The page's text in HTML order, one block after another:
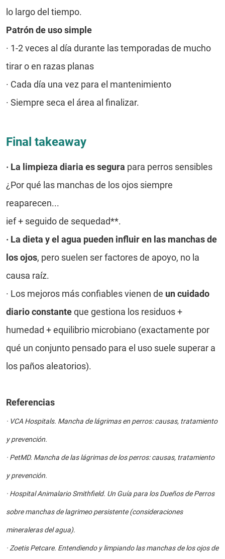
lo largo del tiempo.
Patrón de uso simple
· 1-2 veces al día durante las temporadas de mucho
tirar o en razas planas
· Cada día una vez para el mantenimiento
· Siempre seca el área al finalizar.
Final takeaway
· La limpieza diaria es segura para perros sensibles
¿Por qué las manchas de los ojos siempre
reaparecen...
ief + seguido de sequedad**.
· La dieta y el agua pueden influir en las manchas de
los ojos, pero suelen ser factores de apoyo, no la
causa raíz.
· Los mejoros más confiables vienen de un cuidado
diario constanteque gestiona los residuos +
humedad + equilibrio microbiano (exactamente por
qué un conjunto pensado para el uso suele superar a
los paños aleatorios).
Referencias
· VCA Hospitals. Mancha de lágrimas en perros: causas, tratamiento
y prevención.
· PetMD. Mancha de las lágrimas de los perros: causas, tratamiento
y prevención.
· Hospital Animalario Smithfield. Un Guía para los Dueños de Perros
sobre manchas de lagrimeo persistente (consideraciones
mineraleras del agua).
· Zoetis Petcare. Entendiendo y limpiando las manchas de los ojos de